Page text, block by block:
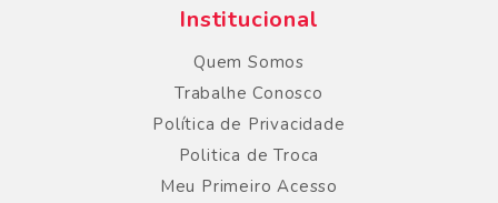
Institucional
Quem Somos
Trabalhe Conosco
Política de Privacidade
Politica de Troca
Meu Primeiro Acesso